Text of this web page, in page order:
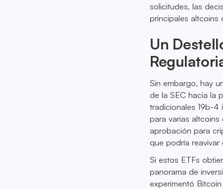
solicitudes, las
principales altcoins
Un
Sin embargo, hay
de la SEC hacia la
tradicionales 19b-4
para varias altcoins
aprobación para
que podría reavivar
Si estos ETFs
panorama de
experimentó